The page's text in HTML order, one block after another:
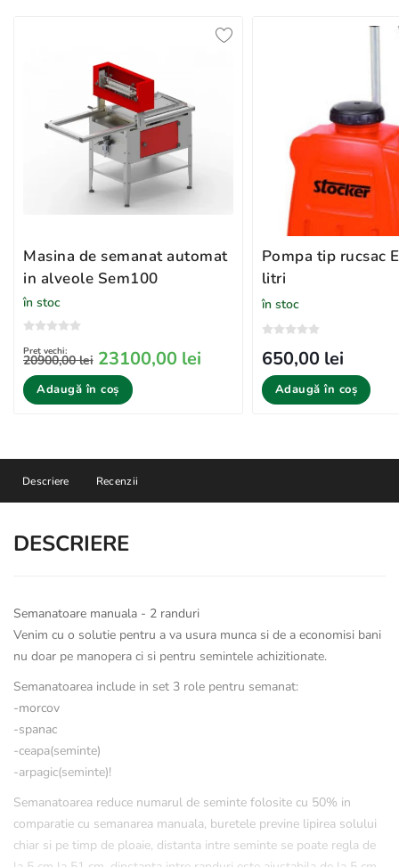
Masina de semanat automat
in alveole Sem100
în stoc
Preț vechi:
20900,00 lei 23100,00 lei
Adaugă în coș
Pompa tip rucsac
litri
în stoc
650,00 lei
Adaugă în coș
Descriere Recenzii
DESCRIERE
Semanatoare manuala - 2 randuri
Venim cu o solutie pentru a va usura munca si de a economisi bani
nu doar pe manopera ci si pentru semintele achizitionate.
Semanatoarea include in set 3 role pentru semanat:
-morcov
-spanac
-ceapa(seminte)
-arpagic(seminte)!
Semanatoarea reduce numarul de seminte folosite cu 50% in
comparatie cu semanarea manuala, buretele previne lipirea solului
chiar si pe timp de ploaie, distanta intre seminte se poate regla de